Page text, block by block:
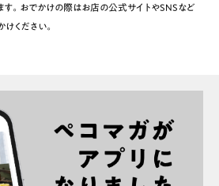
。おでかけの際はお店の公式サイトやSNSなど
ください。